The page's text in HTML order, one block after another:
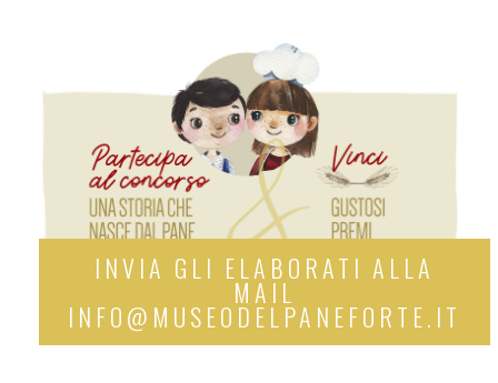
INVIA GLI ELABORATI ALLA
MAIL
INFO@MUSEODELPANEFORTE.IT